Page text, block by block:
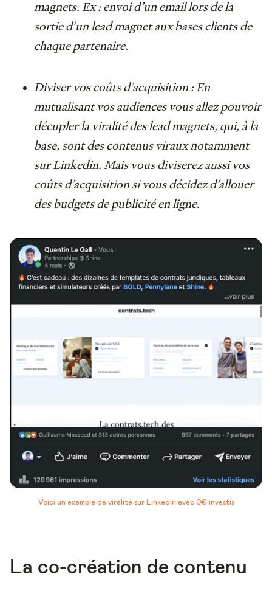
magnets. Ex : envoi d’un email lors de la
sortie d’un lead magnet aux bases clients de
chaque partenaire.
Diviser vos coûts d’acquisition : En
mutualisant vos audiences vous allez pouvoir
décupler la viralité des lead magnets, qui, à la
base, sont des contenus viraux notamment
sur Linkedin. Mais vous diviserez aussi vos
coûts d’acquisition si vous décidez d’allouer
des budgets de publicité en ligne.
Voici un exemple de viralité sur Linkedin avec 0€ investis
La co-création de contenu